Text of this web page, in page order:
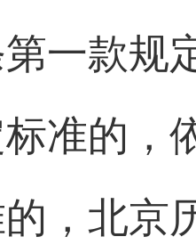
一款规
准的，
，北京